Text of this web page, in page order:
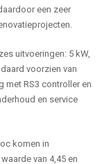
een zeer
uitvoeringen: 5 kW,
voorzien van
met RS3 controller en
en service
komen in
van 4,45 en